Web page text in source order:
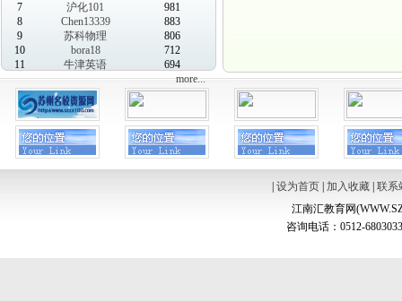
7
沪化101
981
8
Chen13339
883
9
苏科物理
806
10
bora18
712
11
牛津英语
694
more...
设为首页| 加入收藏| 联系
江南汇教育网
咨询电话：0512-